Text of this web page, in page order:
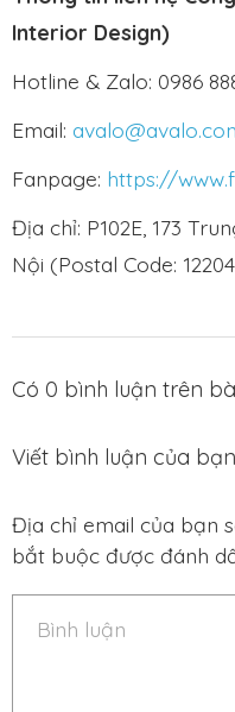
Interior Design)
Hotline & Zalo: 0986
Email:
Fanpage: https://
Địa chỉ: P102E, 173
Nội (Postal Code:
Có 0 bình luận trên
Viết bình luận của bạn
Địa chỉ email của bạn
bắt buộc được đánh